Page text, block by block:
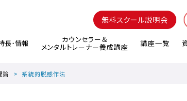
無料スクール説明会
長･情報
カウンセラー＆
メンタルトレーナー養成講座
講座一覧
論 系統的脱感作法